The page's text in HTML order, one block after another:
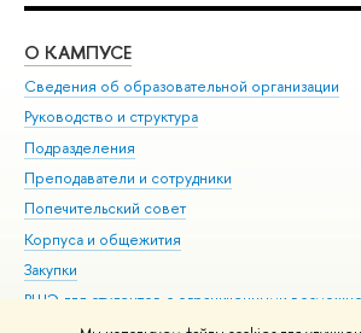
О КАМПУСЕ
Сведения об образовательной организации
Руководство и структура
Подразделения
Преподаватели и сотрудники
Попечительский совет
Корпуса и общежития
Закупки
ВШЭ для студентов с ограниченными
здоровья и инвалидностью